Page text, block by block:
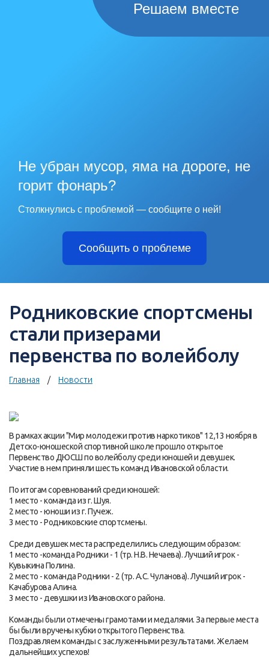
Решаем вместе
Не убран мусор, яма на дороге, не
горит фонарь?
Столкнулись с проблемой — сообщите о ней!
Сообщить о проблеме
Родниковские спортсмены
стали призерами
первенства по волейболу
Главная Новости
В рамках акции "Мир молодежи против наркотиков" 12,13 ноября в
Детско-юношеской спортивной школе прошло открытое
Первенство ДЮСШ по волейболу среди юношей и девушек.
Участие в нем приняли шесть команд Ивановской области.
По итогам соревнований среди юношей:
1 место - команда из г. Шуя.
2 место - юноши из г. Пучеж.
3 место - Родниковские спортсмены.
Среди девушек места распределились следующим образом:
1 место -команда Родники - 1 (тр. Н.В. Нечаева). Лучший игрок -
Кувыкина Полина.
2 место - команда Родники - 2 (тр. А.С. Чуланова). Лучший игрок -
Качабурова Алина.
3 место - девушки из Ивановского района.
Команды были отмечены грамотами и медалями. За первые места
бы были вручены кубки открытого Первенства.
Поздравляем команды с заслуженными результатами. Желаем
дальнейших успехов!